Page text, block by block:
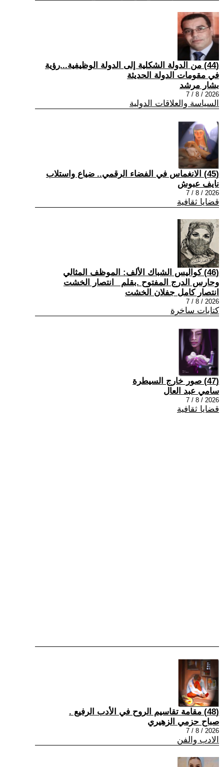
(44) من الدولة الشكلية إلى الدولة الوظيفية...رؤية
في مقومات الدولة الحديثة
بشار مرشد
2026 / 8 / 7
السياسة والعلاقات الدولية
(45) الانغماس في الفضاء الرقمي.. ضياع واستلاب
نايف عبوش
2026 / 8 / 7
قضايا ثقافية
(46) كواليس الشباك الألف: الموظف المثالي
وحارس الدرج المفتوح .بقلم _انتصار الخشت
انتصار كامل جفلان الخشت
2026 / 8 / 7
كتابات ساخرة
(47) صور خارج السيطرة
سامي عبد العال
2026 / 8 / 7
قضايا ثقافية
(48) مقامة تقاسيم الروح في الأدب الرفيع .
صباح حزمي الزهيري
2026 / 8 / 7
الادب والفن